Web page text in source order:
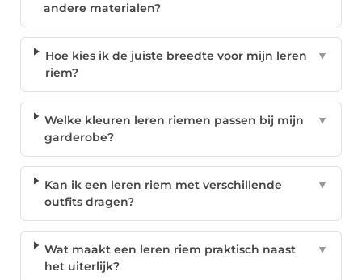
andere materialen?
Hoe kies ik de juiste breedte voor mijn leren
riem?
▼
Welke kleuren leren riemen passen bij mijn
garderobe?
▼
Kan ik een leren riem met verschillende
outfits dragen?
▼
Wat maakt een leren riem praktisch naast
het uiterlijk?
▼